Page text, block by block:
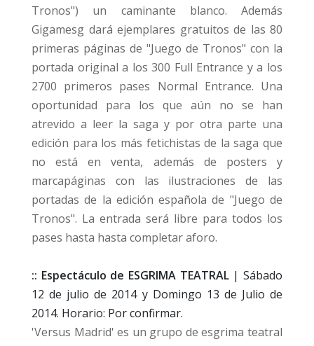
Tronos") un caminante blanco. Además
Gigamesg dará ejemplares gratuitos de las 80
primeras páginas de "Juego de Tronos" con la
portada original a los 300 Full Entrance y a los
2700 primeros pases Normal Entrance. Una
oportunidad para los que aún no se han
atrevido a leer la saga y por otra parte una
edición para los más fetichistas de la saga que
no está en venta, además de posters y
marcapáginas con las ilustraciones de las
portadas de la edición española de "Juego de
Tronos". La entrada será libre para todos los
pases hasta hasta completar aforo.
:: Espectáculo de ESGRIMA TEATRAL| Sábado
12 de julio de 2014 y Domingo 13 de Julio de
2014. Horario: Por confirmar.
'Versus Madrid' es un grupo de esgrima teatral